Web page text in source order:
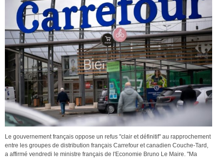
Le gouvernement français oppose un refus "clair et définitif" au rapprochement
entre les groupes de distribution français Carrefour et canadien Couche-Tard,
a affirmé vendredi le ministre français de l'Economie Bruno Le Maire. "Ma